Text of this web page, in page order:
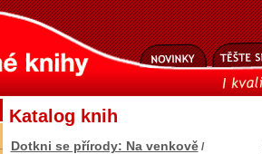
Katalog knih
Dotkni se přírody: Na venkově/